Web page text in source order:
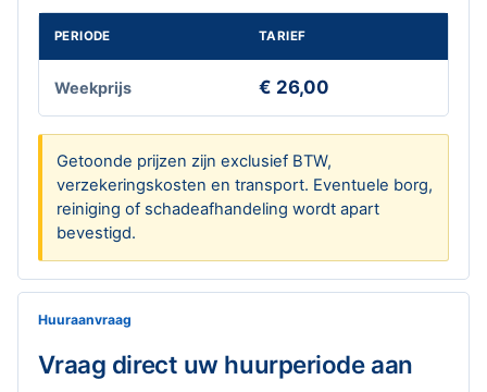
PERIODE TARIEF
Weekprijs € 26,00
Getoonde prijzen zijn exclusief BTW,
verzekeringskosten en transport. Eventuele borg,
reiniging of schadeafhandeling wordt apart
bevestigd.
Huuraanvraag
Vraag direct uw huurperiode aan